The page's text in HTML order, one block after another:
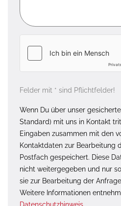
Felder mit * sind Pflichtfelder!
Wenn Du über unser
Standard) mit uns in Kontakt
Eingaben zusammen mit den
Kontaktdaten zur Bearbeitung
Postfach gespeichert. Diese
nicht weitergegeben und nur
sie zur Bearbeitung der
Weitere Informationen